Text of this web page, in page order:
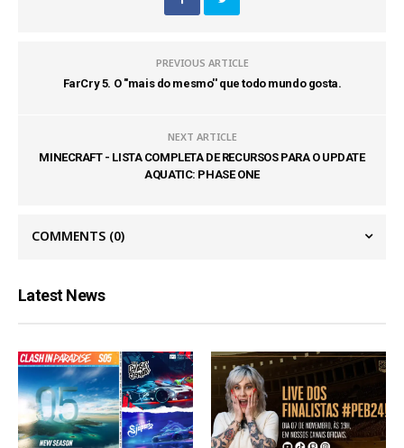
PREVIOUS ARTICLE
FarCry 5. O ''mais do mesmo'' que todo mundo gosta.
NEXT ARTICLE
MINECRAFT - LISTA COMPLETA DE RECURSOS PARA O UPDATE
AQUATIC: PHASE ONE
COMMENTS (0)
Latest News